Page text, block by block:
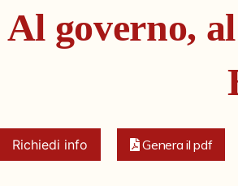
Al governo,
Richiedi info Genera il pdf